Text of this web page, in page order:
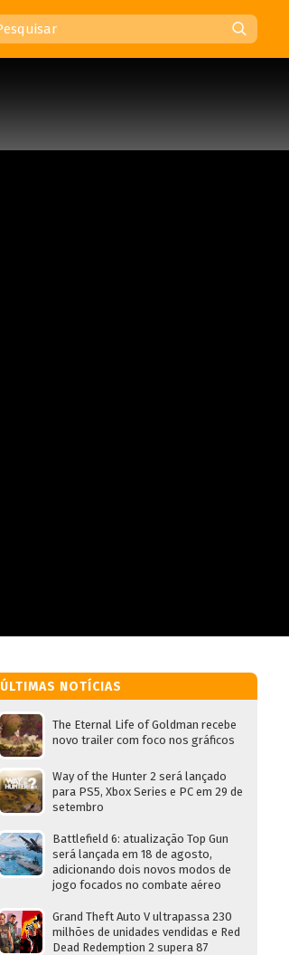
ÚLTIMAS NOTÍCIAS
The Eternal Life of Goldman recebe
novo trailer com foco nos gráficos
Way of the Hunter 2 será lançado
para PS5, Xbox Series e PC em 29 de
setembro
Battlefield 6: atualização Top Gun
será lançada em 18 de agosto,
adicionando dois novos modos de
jogo focados no combate aéreo
Grand Theft Auto V ultrapassa 230
milhões de unidades vendidas e Red
Dead Redemption 2 supera 87